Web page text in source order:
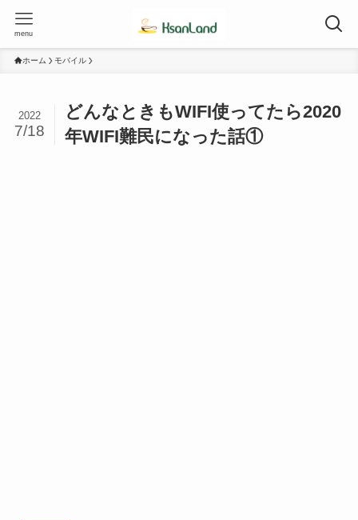
menu
ホーム モバイル
どんなときもWIFI使ってたら2020
年WIFI難民になった話①
2022
7/18